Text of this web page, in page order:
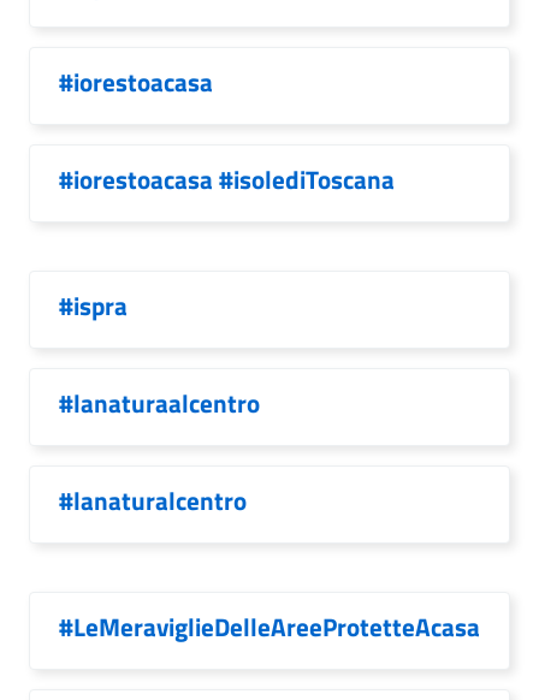
#iorestoacasa
#iorestoacasa #isolediToscana
#ispra
#lanaturaalcentro
#lanaturalcentro
#LeMeraviglieDelleAreeProtetteAcasa